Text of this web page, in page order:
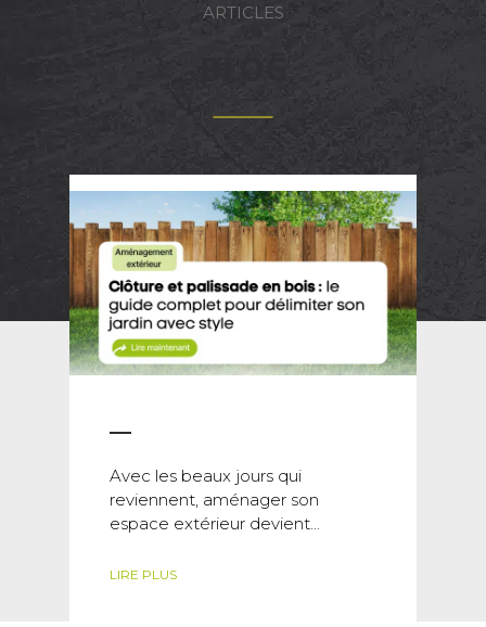
ARTICLES
Avec les beaux jours qui
reviennent, aménager son
espace extérieur devient...
LIRE PLUS